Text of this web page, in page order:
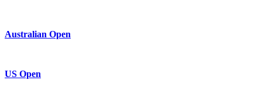
Australian Open
US Open